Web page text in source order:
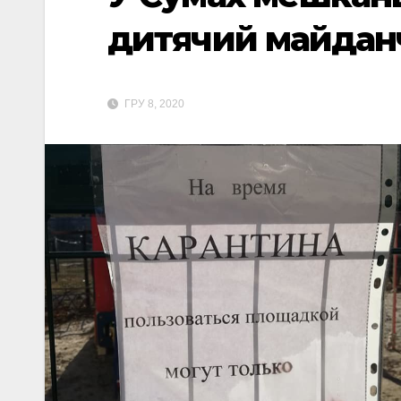
дитячий
ГРУ 8, 2020